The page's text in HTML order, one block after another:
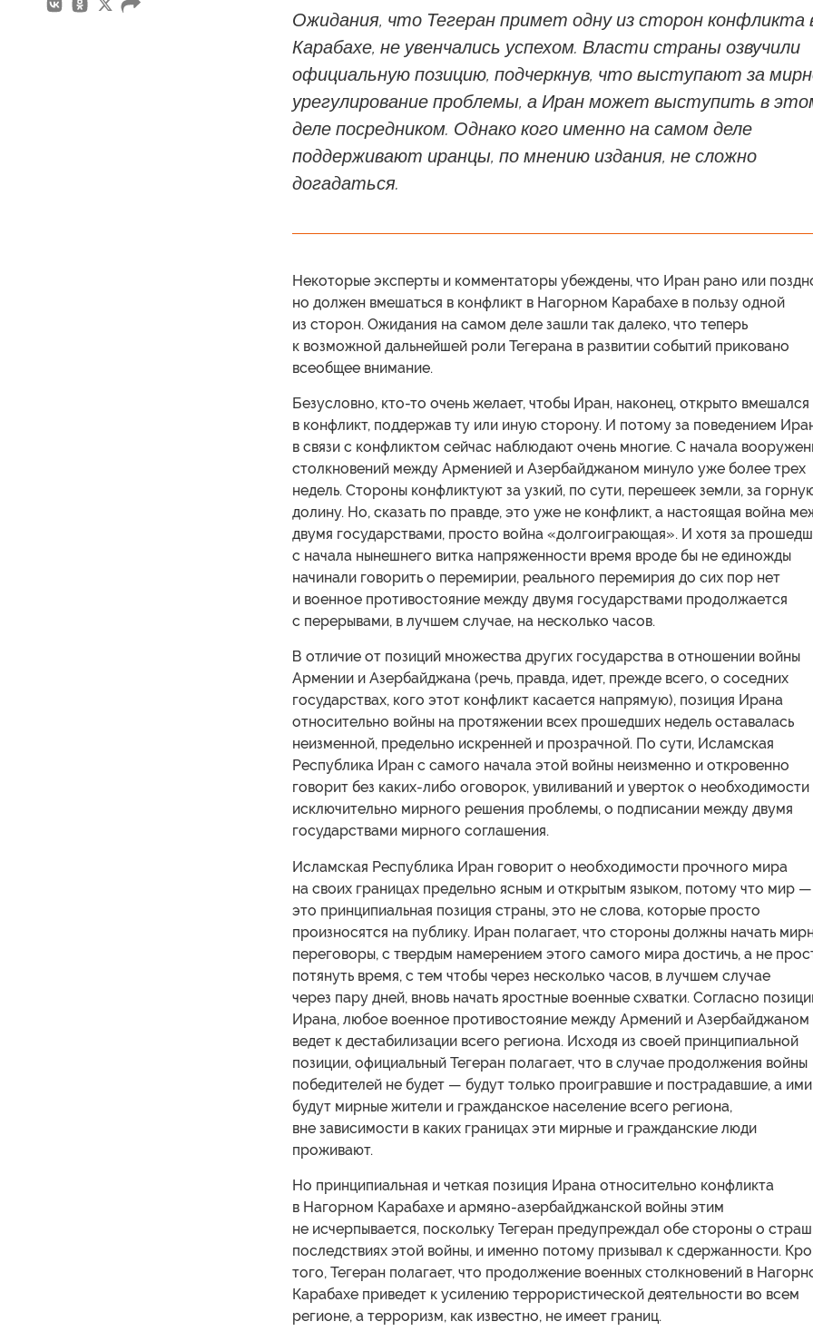
Ожидания, что Тегеран примет одну из сторон конфликта
Карабахе, не увенчались успехом. Власти страны озвучили
официальную позицию, подчеркнув, что выступают за
урегулирование проблемы, а Иран может выступить в
деле посредником. Однако кого именно на самом деле
поддерживают иранцы, по мнению издания, не сложно
догадаться.
Некоторые эксперты и комментаторы убеждены, что Иран рано или
но должен вмешаться в конфликт в Нагорном Карабахе в пользу одной
из сторон. Ожидания на самом деле зашли так далеко, что теперь
к возможной дальнейшей роли Тегерана в развитии событий приковано
всеобщее внимание.
Безусловно, кто-то очень желает, чтобы Иран, наконец, открыто вмешался
в конфликт, поддержав ту или иную сторону. И потому за поведением
в связи с конфликтом сейчас наблюдают очень многие. С начала
столкновений между Арменией и Азербайджаном минуло уже более трех
недель. Стороны конфликтуют за узкий, по сути, перешеек земли, за
долину. Но, сказать по правде, это уже не конфликт, а настоящая война
двумя государствами, просто война «долгоиграющая». И хотя за
с начала нынешнего витка напряженности время вроде бы не единожды
начинали говорить о перемирии, реального перемирия до сих пор нет
и военное противостояние между двумя государствами продолжается
с перерывами, в лучшем случае, на несколько часов.
В отличие от позиций множества других государства в отношении войны
Армении и Азербайджана (речь, правда, идет, прежде всего, о соседних
государствах, кого этот конфликт касается напрямую), позиция Ирана
относительно войны на протяжении всех прошедших недель оставалась
неизменной, предельно искренней и прозрачной. По сути, Исламская
Республика Иран с самого начала этой войны неизменно и откровенно
говорит без каких-либо оговорок, увиливаний и уверток о необходимости
исключительно мирного решения проблемы, о подписании между двумя
государствами мирного соглашения.
Исламская Республика Иран говорит о необходимости прочного мира
на своих границах предельно ясным и открытым языком, потому что мир —
это принципиальная позиция страны, это не слова, которые просто
произносятся на публику. Иран полагает, что стороны должны начать
переговоры, с твердым намерением этого самого мира достичь, а не
потянуть время, с тем чтобы через несколько часов, в лучшем случае
через пару дней, вновь начать яростные военные схватки. Согласно
Ирана, любое военное противостояние между Армений и Азербайджаном
ведет к дестабилизации всего региона. Исходя из своей принципиальной
позиции, официальный Тегеран полагает, что в случае продолжения войны
победителей не будет — будут только проигравшие и пострадавшие, а ими
будут мирные жители и гражданское население всего региона,
вне зависимости в каких границах эти мирные и гражданские люди
проживают.
Но принципиальная и четкая позиция Ирана относительно конфликта
в Нагорном Карабахе и армяно-азербайджанской войны этим
не исчерпывается, поскольку Тегеран предупреждал обе стороны о
последствиях этой войны, и именно потому призывал к сдержанности.
того, Тегеран полагает, что продолжение военных столкновений в
Карабахе приведет к усилению террористической деятельности во всем
регионе, а терроризм, как известно, не имеет границ.